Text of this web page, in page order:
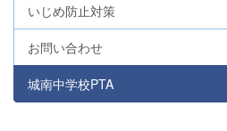
いじめ防止対策
お問い合わせ
城南中学校PTA